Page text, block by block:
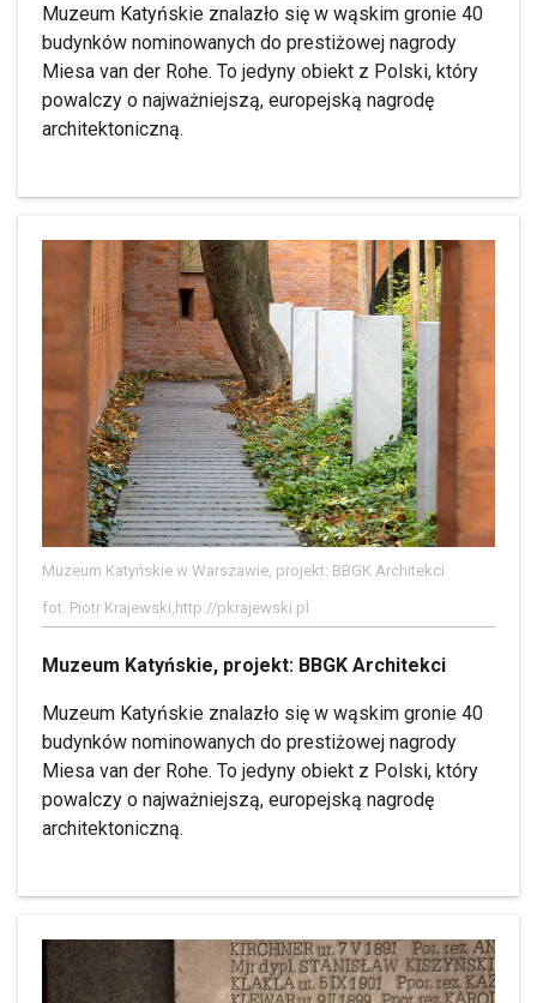
Muzeum Katyńskie znalazło się w wąskim gronie 40
budynków nominowanych do prestiżowej nagrody
Miesa van der Rohe. To jedyny obiekt z Polski, który
powalczy o najważniejszą, europejską nagrodę
architektoniczną.
Muzeum Katyńskie w Warszawie, projekt: BBGK Architekci
fot. Piotr Krajewski,http://pkrajewski.pl
Muzeum Katyńskie, projekt: BBGK Architekci
Muzeum Katyńskie znalazło się w wąskim gronie 40
budynków nominowanych do prestiżowej nagrody
Miesa van der Rohe. To jedyny obiekt z Polski, który
powalczy o najważniejszą, europejską nagrodę
architektoniczną.